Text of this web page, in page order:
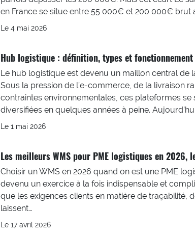
en France se situe entre 55 000€ et 200 000€ brut
Le 4 mai 2026
Hub logistique : définition, types et
Le hub logistique est devenu un maillon central de
Sous la pression de l’e-commerce, de la livraison
contraintes environnementales, ces plateformes se
diversifiées en quelques années à peine.
Le 1 mai 2026
Les meilleurs WMS pour PME logistiques en 2026,
Choisir un WMS en 2026 quand on est une PME
devenu un exercice à la fois indispensable et
que les exigences clients en matière de traçabilité,
laissent…
Le 17 avril 2026